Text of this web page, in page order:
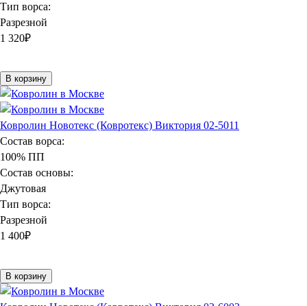
Тип ворса:
Разрезной
1 320₽
В корзину
Ковролин Новотекс (Ковротекс) Виктория 02-5011
Состав ворса:
100% ПП
Состав основы:
Джутовая
Тип ворса:
Разрезной
1 400₽
В корзину